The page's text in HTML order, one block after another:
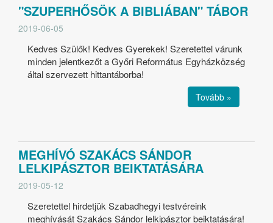
"SZUPERHŐSÖK A BIBLIÁBAN" TÁBOR
2019-06-05
Kedves Szülők! Kedves Gyerekek! Szeretettel várunk
minden jelentkezőt a Győri Református Egyházközség
által szervezett hittantáborba!
Tovább »
MEGHÍVÓ SZAKÁCS SÁNDOR
LELKIPÁSZTOR BEIKTATÁSÁRA
2019-05-12
Szeretettel hirdetjük Szabadhegyi testvéreink
meghívását Szakács Sándor lelkipásztor beiktatására!